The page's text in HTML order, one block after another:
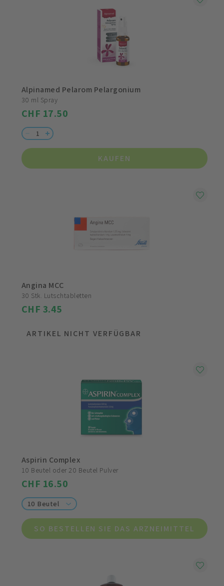
Alpinamed Pelarom Pelargonium
30 ml Spray
CHF 17.50
KAUFEN
Angina MCC
30 Stk. Lutschtabletten
CHF 3.45
SO BESTELLEN SIE DAS ARZNEIMITTEL
ARTIKEL NICHT VERFÜGBAR
Aspirin Complex
10 Beutel oder 20 Beutel Pulver
CHF 16.50
10 Beutel
SO BESTELLEN SIE DAS ARZNEIMITTEL